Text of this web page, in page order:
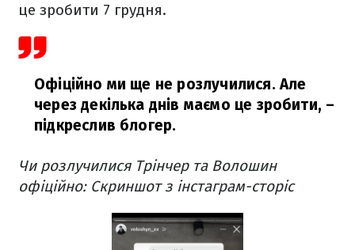
це зробити 7 грудня.
Офіційно ми ще не розлучилися. Але
через декілька днів маємо це зробити, –
підкреслив блогер.
Чи розлучилися Трінчер та Волошин
офіційно: Скриншот з інстаграм-сторіс